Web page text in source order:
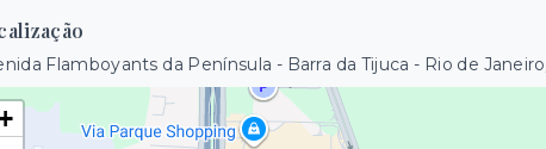
Flamboyants da Península - Barra da Tijuca - Rio de